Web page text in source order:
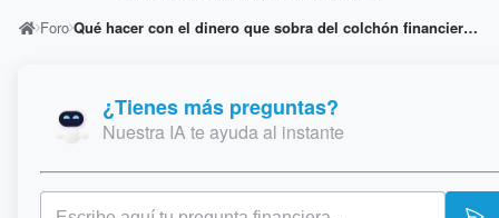
Foro
Qué hacer con el dinero que sobra del colchón financiero en ING
¿Tienes más preguntas?
Nuestra IA te ayuda al instante